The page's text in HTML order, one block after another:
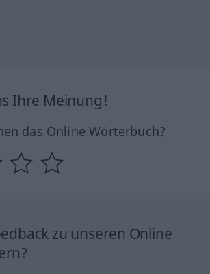
Ihre Meinung!
das Online Wörterbuch?
zu unseren Online